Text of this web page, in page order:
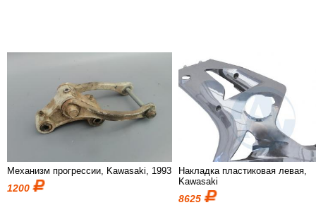
Механизм прогрессии, Kawasaki, 1993
1200
Накладка пластиковая левая,
Kawasaki
8625